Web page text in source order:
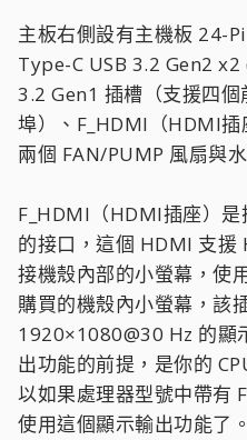
主板右側設有主機板 24-
Type-C USB 3.2 Gen2
3.2 Gen1 插槽（支援四
埠）、F_HDMI（HDMI插
兩個 FAN/PUMP 風扇與
F_HDMI（HDMI插座）
的接口，這個 HDMI 支援
接機殼內部的小螢幕，使
購買的機殼內小螢幕，該
1920×1080@30 Hz 的顯
出功能的前提，是你的
以如果處理器型號中帶有
使用這個顯示輸出功能了。